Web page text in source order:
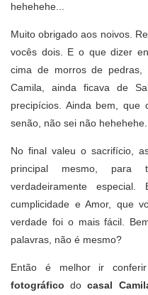
hehehehe...
Muito obrigado aos noivos.
vocês dois. E o que dizer
cima de morros de
Camila, ainda ficava de
precipícios. Ainda bem, que
senão, não sei não
No final valeu o sacrifício,
principal mesmo,
verdadeiramente
cumplicidade e Amor, que
verdade foi o mais fácil.
palavras, não é mesmo?
Então é melhor ir
fotográfico docasal